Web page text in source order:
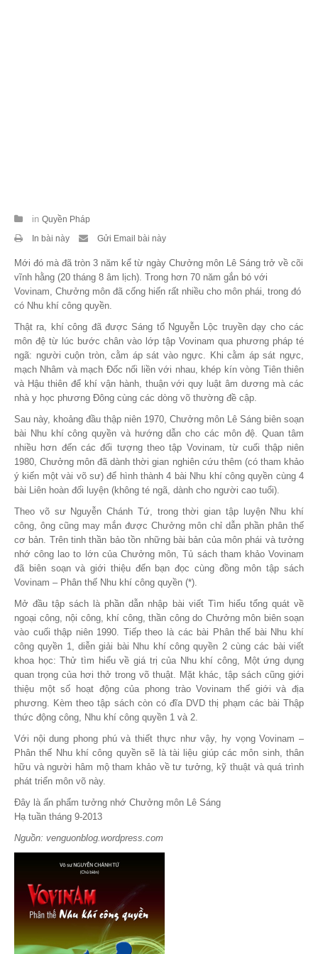
in Quyền Pháp
In bài này
Gửi Email bài này
Mới đó mà đã tròn 3 năm kể từ ngày Chưởng môn Lê Sáng trở về cõi
vĩnh hằng (20 tháng 8 âm lịch). Trong hơn 70 năm gắn bó với
Vovinam, Chưởng môn đã cống hiến rất nhiều cho môn phái, trong đó
có Nhu khí công quyền.
Thật ra, khí công đã được Sáng tổ Nguyễn Lộc truyền dạy cho các
môn đệ từ lúc bước chân vào lớp tập Vovinam qua phương pháp té
ngã: người cuộn tròn, cằm áp sát vào ngực. Khi cằm áp sát ngực,
mạch Nhâm và mạch Đốc nối liền với nhau, khép kín vòng Tiên thiên
và Hậu thiên để khí vận hành, thuận với quy luật âm dương mà các
nhà y học phương Đông cùng các dòng võ thường đề cập.
Sau này, khoảng đầu thập niên 1970, Chưởng môn Lê Sáng biên soạn
bài Nhu khí công quyền và hướng dẫn cho các môn đệ. Quan tâm
nhiều hơn đến các đối tượng theo tập Vovinam, từ cuối thập niên
1980, Chưởng môn đã dành thời gian nghiên cứu thêm (có tham khảo
ý kiến một vài võ sư) để hình thành 4 bài Nhu khí công quyền cùng 4
bài Liên hoàn đối luyện (không té ngã, dành cho người cao tuổi).
Theo võ sư Nguyễn Chánh Tứ, trong thời gian tập luyện Nhu khí
công, ông cũng may mắn được Chưởng môn chỉ dẫn phần phân thế
cơ bản. Trên tinh thần bảo tồn những bài bản của môn phái và tưởng
nhớ công lao to lớn của Chưởng môn, Tủ sách tham khảo Vovinam
đã biên soạn và giới thiệu đến bạn đọc cùng đồng môn tập sách
Vovinam – Phân thế Nhu khí công quyền (*).
Mở đầu tập sách là phần dẫn nhập bài viết Tìm hiểu tổng quát về
ngoại công, nội công, khí công, thần công do Chưởng môn biên soạn
vào cuối thập niên 1990. Tiếp theo là các bài Phân thế bài Nhu khí
công quyền 1, diễn giải bài Nhu khí công quyền 2 cùng các bài viết
khoa học: Thử tìm hiểu về giá trị của Nhu khí công, Một ứng dụng
quan trọng của hơi thở trong võ thuật. Mặt khác, tập sách cũng giới
thiệu một số hoạt động của phong trào Vovinam thế giới và địa
phương. Kèm theo tập sách còn có đĩa DVD thị phạm các bài Thập
thức động công, Nhu khí công quyền 1 và 2.
Với nội dung phong phú và thiết thực như vậy, hy vọng Vovinam –
Phân thế Nhu khí công quyền sẽ là tài liệu giúp các môn sinh, thân
hữu và người hâm mộ tham khảo về tư tưởng, kỹ thuật và quá trình
phát triển môn võ này.
Đây là ấn phẩm tưởng nhớ Chưởng môn Lê Sáng
Hạ tuần tháng 9-2013
Nguồn: venguonblog.wordpress.com